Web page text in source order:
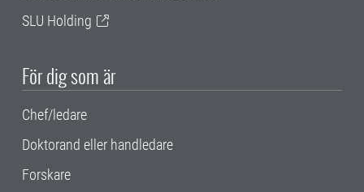
SLU Holding
För dig som är
Chef/ledare
Doktorand eller handledare
Forskare